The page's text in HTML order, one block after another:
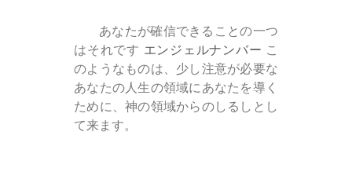
あなたが確信できることの一つ
はそれです エンジェルナンバー こ
のようなものは、少し注意が必要な
あなたの人生の領域にあなたを導く
ために、神の領域からのしるしとし
て来ます。